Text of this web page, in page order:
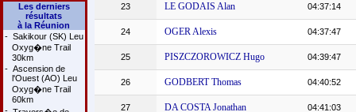
Les derniers
résultats
à la Réunion
- Sakikour (SK) Leu
Oxyg�ne Trail
30km
- Ascension de
l'Ouest (AO) Leu
Oxyg�ne Trail
60km
23 LE GODAIS Alan 04:37:14
24 OGER Alexis 04:37:47
25 PISZCZOROWICZ Hugo 04:39:47
26 GODBERT Thomas 04:40:52
27 DA COSTA Jonathan 04:41:03